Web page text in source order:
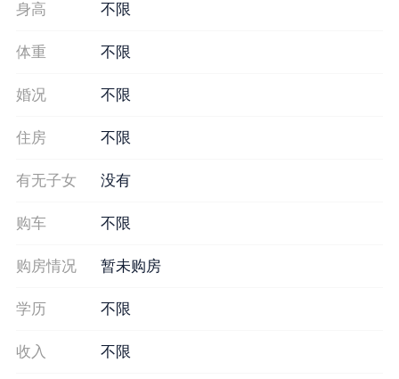
身高 不限
体重 不限
婚况 不限
住房 不限
有无子女 没有
购车 不限
购房情况 暂未购房
学历 不限
收入 不限